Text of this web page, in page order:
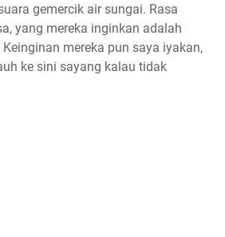
gemercik air sungai. Rasa
yang mereka inginkan adalah
mereka pun saya iyakan,
ke sini sayang kalau tidak